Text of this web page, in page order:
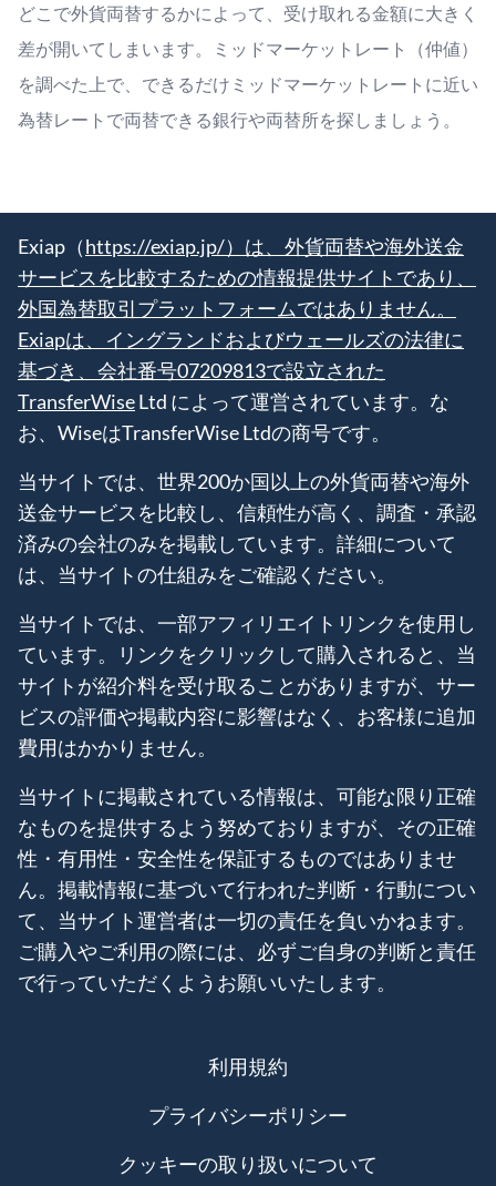
どこで外貨両替するかによって、受け取れる金額に大きく
差が開いてしまいます。ミッドマーケットレート（仲値）
を調べた上で、できるだけミッドマーケットレートに近い
為替レートで両替できる銀行や両替所を探しましょう。
Exiap（https://exiap.jp/）は、外貨両替や海外送金
サービスを比較するための情報提供サイトであり、
外国為替取引プラットフォームではありません。
Exiapは、イングランドおよびウェールズの法律に
基づき、会社番号07209813で設立された
TransferWiseLtd によって運営されています。な
お、WiseはTransferWise Ltdの商号です。
当サイトでは、世界200か国以上の外貨両替や海外
送金サービスを比較し、信頼性が高く、調査・承認
済みの会社のみを掲載しています。詳細について
は、当サイトの仕組みをご確認ください。
当サイトでは、一部アフィリエイトリンクを使用し
ています。リンクをクリックして購入されると、当
サイトが紹介料を受け取ることがありますが、サー
ビスの評価や掲載内容に影響はなく、お客様に追加
費用はかかりません。
当サイトに掲載されている情報は、可能な限り正確
なものを提供するよう努めておりますが、その正確
性・有用性・安全性を保証するものではありませ
ん。掲載情報に基づいて行われた判断・行動につい
て、当サイト運営者は一切の責任を負いかねます。
ご購入やご利用の際には、必ずご自身の判断と責任
で行っていただくようお願いいたします。
利用規約
プライバシーポリシー
クッキーの取り扱いについて